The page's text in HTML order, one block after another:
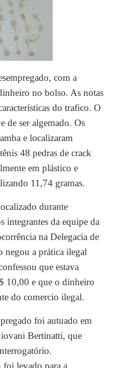
com a
no bolso. As notas
do trafico. O
de ser algemado. Os
e localizaram
48 pedras de crack
em plástico e
11,74 gramas.
durante
integrantes da equipe da
na Delegacia de
negou a prática ilegal
que estava
10,00 e que o dinheiro
do comercio ilegal.
foi autuado em
Bertinatti, que
foi levado para a